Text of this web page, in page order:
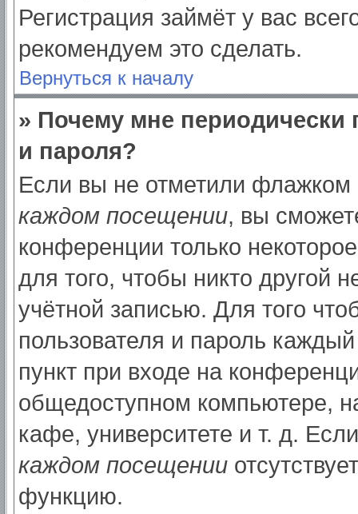
Регистрация займёт у вас
рекомендуем это сделать.
Вернуться к началу
» Почему мне периодически
и пароля?
Если вы не отметили флажком
каждом посещении, вы
конференции только
для того, чтобы никто другой
учётной записью. Для того
пользователя и пароль
пункт при входе на
общедоступном компьютере,
кафе, университете и т. д.
каждом посещении
функцию.